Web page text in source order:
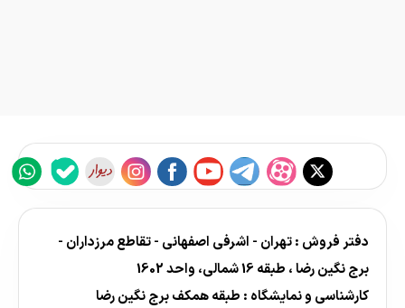
دفتر فروش : تهران - اشرفی اصفهانی - تقاطع مرزداران -
برج نگین رضا ، طبقه 16 شمالی، واحد 1602
کارشناسی و نمایشگاه : طبقه همکف برج نگین رضا